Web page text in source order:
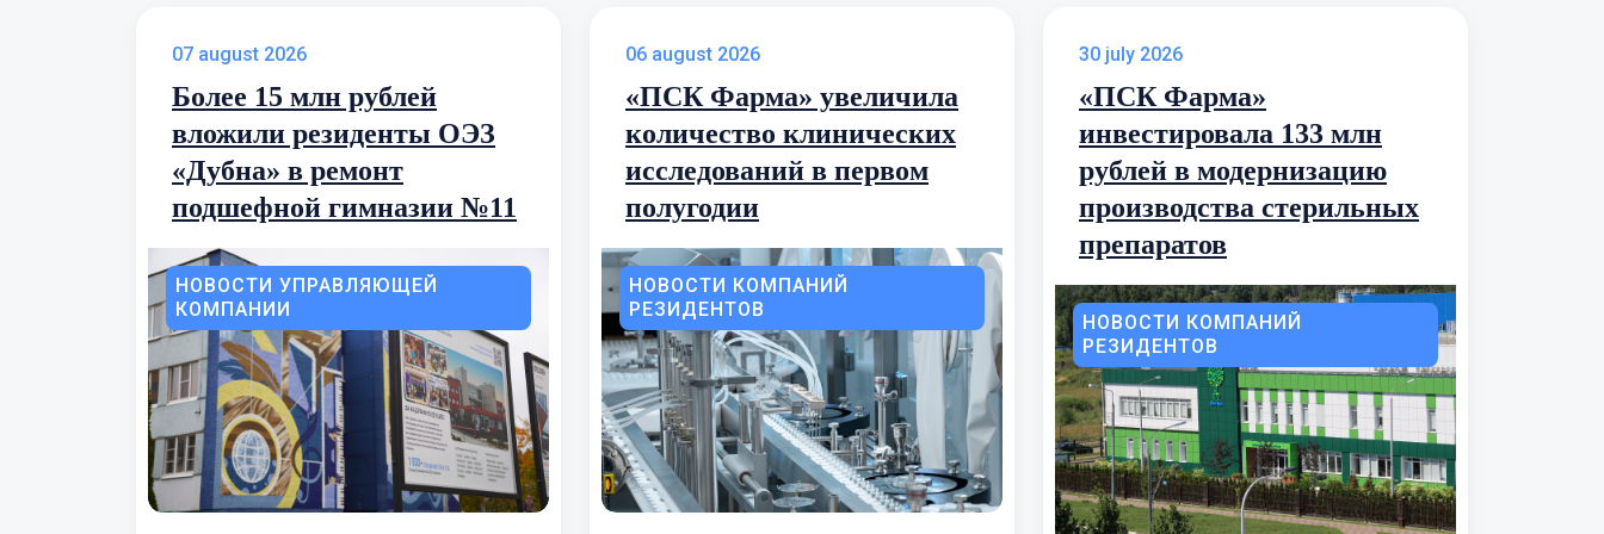
07 august 2026
Более 15 млн рублей
вложили резиденты ОЭЗ
«Дубна» в ремонт
подшефной гимназии №11
НОВОСТИ УПРАВЛЯЮЩЕЙ
КОМПАНИИ
06 august 2026
«ПСК Фарма» увеличила
количество клинических
исследований в первом
полугодии
НОВОСТИ КОМПАНИЙ
РЕЗИДЕНТОВ
30 july 2026
«ПСК Фарма»
инвестировала 133 млн
рублей в модернизацию
производства стерильных
препаратов
НОВОСТИ КОМПАНИЙ
РЕЗИДЕНТОВ